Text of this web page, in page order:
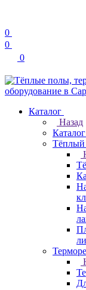
0
0
0
Каталог
Назад
Каталог
Тёплый